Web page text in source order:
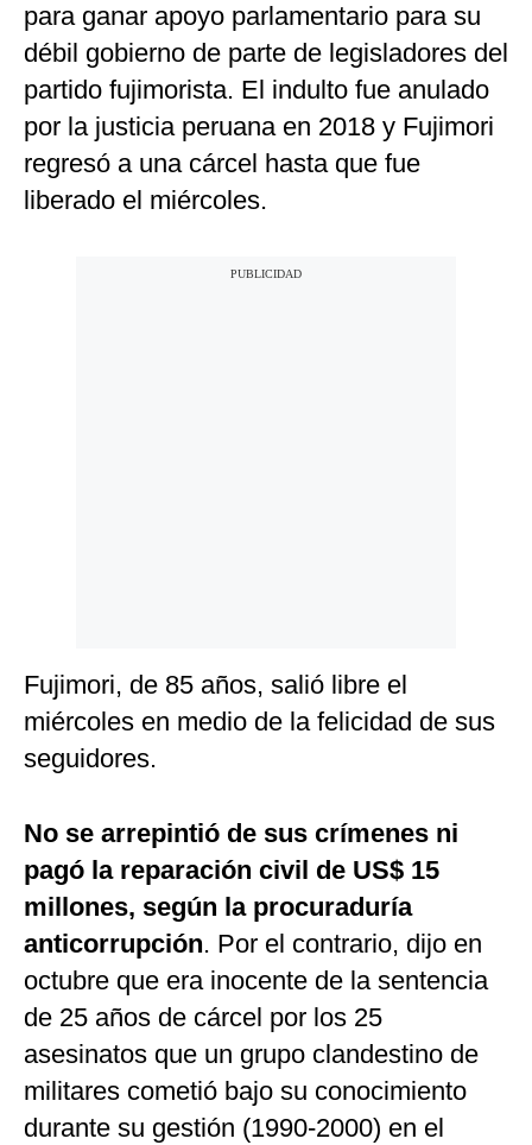
para ganar apoyo parlamentario para su
débil gobierno de parte de legisladores del
partido fujimorista. El indulto fue anulado
por la justicia peruana en 2018 y Fujimori
regresó a una cárcel hasta que fue
liberado el miércoles.
Fujimori, de 85 años, salió libre el
miércoles en medio de la felicidad de sus
seguidores.
No se arrepintió de sus crímenes ni
pagó la reparación civil de US$ 15
millones, según la procuraduría
anticorrupción. Por el contrario, dijo en
octubre que era inocente de la sentencia
de 25 años de cárcel por los 25
asesinatos que un grupo clandestino de
militares cometió bajo su conocimiento
durante su gestión (1990-2000) en el